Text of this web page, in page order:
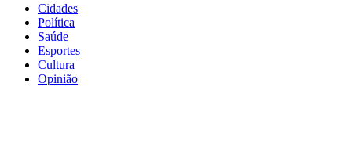
Cidades
Política
Saúde
Esportes
Cultura
Opinião